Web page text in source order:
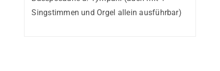
Singstimmen und Orgel allein ausführbar)